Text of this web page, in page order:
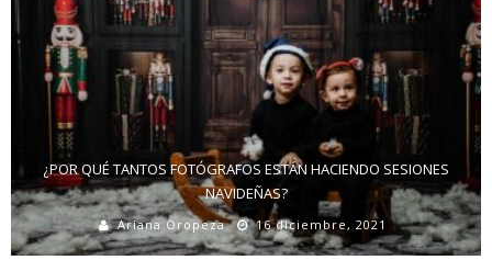
¿POR QUÉ TANTOS FOTÓGRAFOS ESTÁN HACIENDO SESIONES
NAVIDEÑAS?
Ariana Oropeza 16 diciembre, 2021